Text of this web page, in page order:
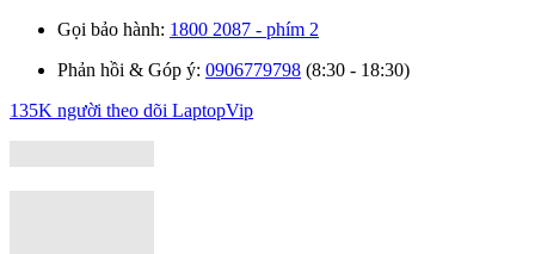
Gọi bảo hành: 1800 2087 - phím 2
Phản hồi & Góp ý: 0906779798 (8:30 - 18:30)
135K người theo dõi LaptopVip